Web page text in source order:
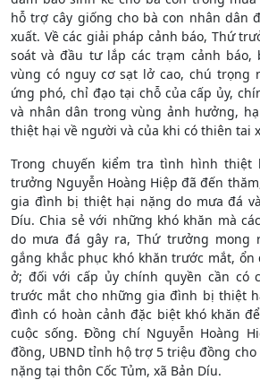
hỗ trợ cây giống cho bà con nhân dân
xuất. Về các giải pháp cảnh báo, Thứ
soát và đầu tư lắp các trạm cảnh báo,
vùng có nguy cơ sạt lở cao, chú trọng
ứng phó, chỉ đạo tại chỗ của cấp ủy,
và nhân dân trong vùng ảnh hưởng,
thiệt hại về người và của khi có thiên tai
Trong chuyến kiểm tra tình hình thiệt
trưởng Nguyễn Hoàng Hiệp đã đến
gia đình bị thiệt hại nặng do mưa đá
Díu. Chia sẻ với những khó khăn mà
do mưa đá gây ra, Thứ trưởng mong
gắng khắc phục khó khăn trước mắt,
ở; đối với cấp ủy chính quyền cần có
trước mắt cho những gia đình bị thiệt
đình có hoàn cảnh đặc biệt khó khăn
cuộc sống. Đồng chí Nguyễn Hoàng
đồng, UBND tỉnh hộ trợ 5 triệu đồng
nặng tại thôn Cốc Tủm, xã Bản Díu.